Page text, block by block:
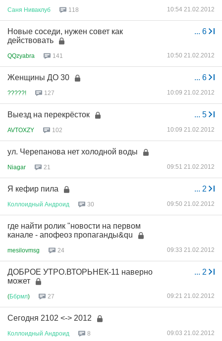
Саня Ниваклуб 118 10:54 21.02.2012
... 6
Новые соседи, нужен совет как
действовать
QQzyabra 141 10:50 21.02.2012
... 6
Женщины ДО 30
?????! 127 10:09 21.02.2012
... 5
Выезд на перекрёсток
AVTOXZY 102 10:09 21.02.2012
ул. Черепанова нет холодной воды
Niagar 21 09:51 21.02.2012
... 2
Я кефир пила
Коллоидный Андроид 30 09:50 21.02.2012
где найти ролик "новости на первом
канале - апофеоз пропаганды&qu
mesilovmsg 24 09:33 21.02.2012
... 2
ДОБРОЕ УТРО.ВТОРЬНЕК-11 наверно
может
(Ббрмл) 27 09:21 21.02.2012
Сегодня 2102 <-> 2012
Коллоидный Андроид 8 09:03 21.02.2012